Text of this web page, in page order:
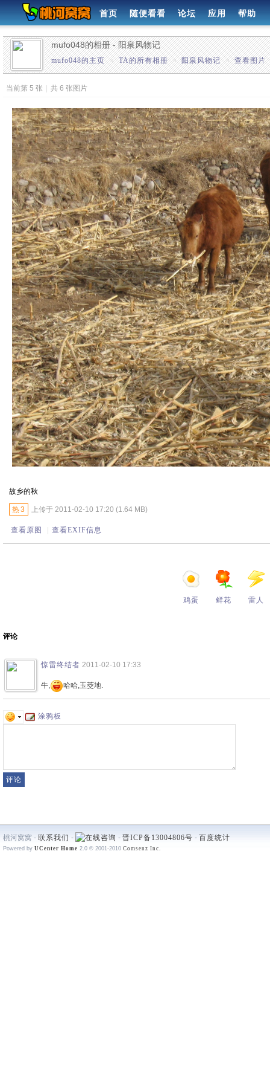
首页 随便看看 论坛 应用 帮助
mufo048的相册 - 阳泉风物记
mufo048的主页 » TA的所有相册 » 阳泉风物记 » 查看图片
当前第 5 张 共 6 张图片
故乡的秋
热3 上传于 2011-02-10 17:20 (1.64 MB)
查看原图 | 查看EXIF信息
鸡蛋 鲜花 雷人
评论
惊雷终结者 2011-02-10 17:33
牛, 哈哈,玉茭地.
涂鸦板
桃河窝窝 - 联系我们 - - 晋ICP备13004806号 - 百度统计
Powered by UCenter Home 2.0 © 2001-2010 Comsenz Inc.